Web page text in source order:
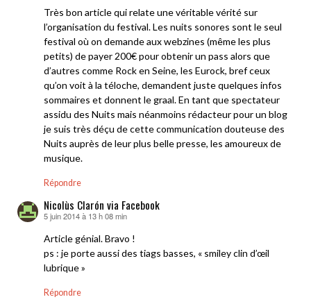
Très bon article qui relate une véritable vérité sur
l’organisation du festival. Les nuits sonores sont le seul
festival où on demande aux webzines (même les plus
petits) de payer 200€ pour obtenir un pass alors que
d’autres comme Rock en Seine, les Eurock, bref ceux
qu’on voit à la téloche, demandent juste quelques infos
sommaires et donnent le graal. En tant que spectateur
assidu des Nuits mais néanmoins rédacteur pour un blog
je suis très déçu de cette communication douteuse des
Nuits auprès de leur plus belle presse, les amoureux de
musique.
Répondre
Nicolùs Clarón via Facebook
dit :
5 juin 2014 à 13 h 08 min
Article génial. Bravo !
ps : je porte aussi des tiags basses, « smiley clin d’œil
lubrique »
Répondre